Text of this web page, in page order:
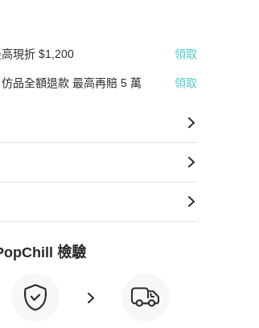
高現折 $1,200 領取
仿品全額退款 最高再賠 5 萬 領取
檢驗